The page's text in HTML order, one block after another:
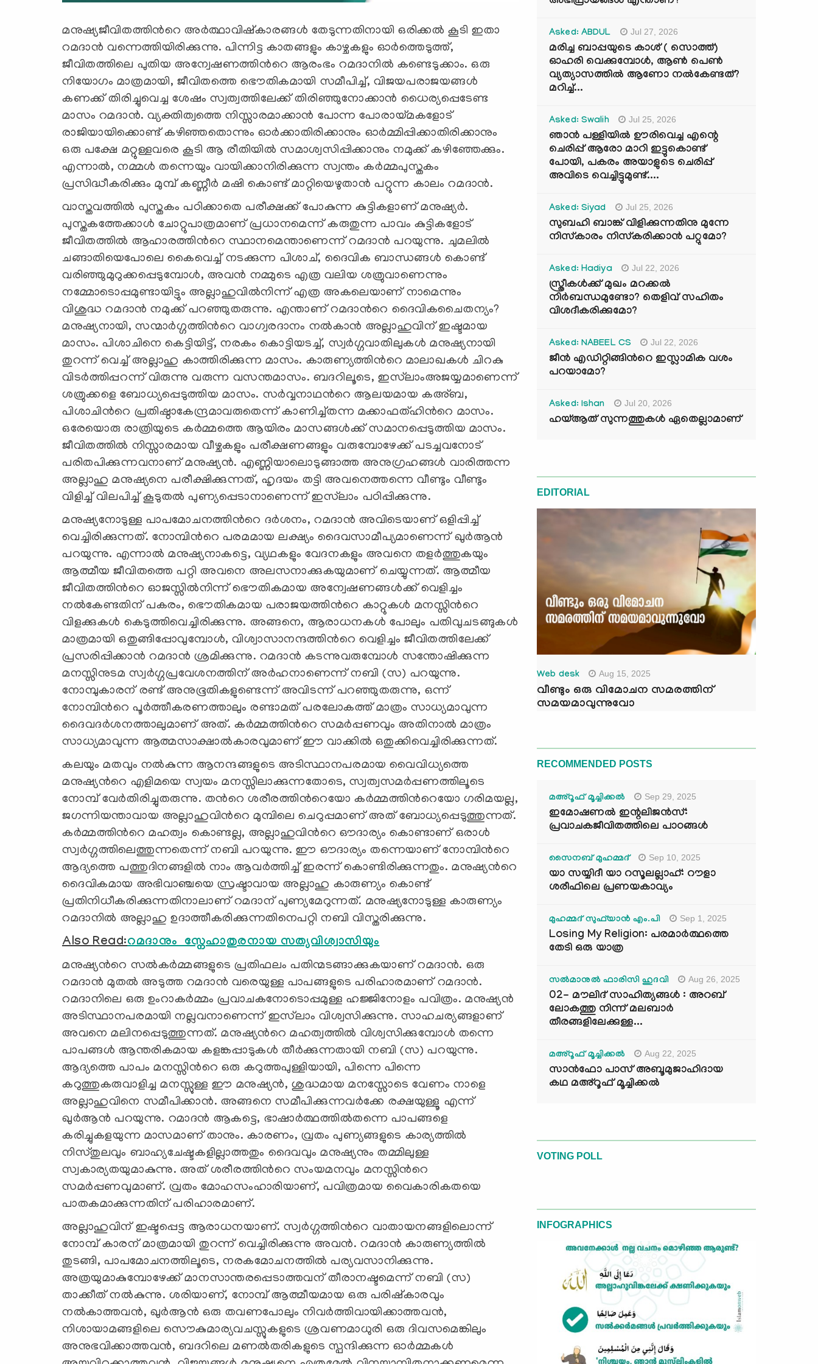
മനുഷ്യജീവിതത്തിന്‍റെ അര്‍ത്ഥാവിഷ്കാരങ്ങള്‍ തേടുന്നതിനായി ഒരിക്കല്‍ കൂടി ഇതാ
റമദാന്‍ വന്നെത്തിയിരിക്കുന്നു. പിന്നിട്ട കാതങ്ങളും കാഴ്ചകളും ഓര്‍ത്തെടുത്ത്,
ജീവിതത്തിലെ പുതിയ അന്വേഷണത്തിന്‍റെ ആരംഭം റമദാനില്‍ കണ്ടെടുക്കാം. ഒരു
നിയോഗം മാത്രമായി, ജീവിതത്തെ ഭൌതികമായി സമീപിച്ച്, വിജയപരാജയങ്ങള്‍
കണക്ക് തിരിച്ചുവെച്ച ശേഷം സ്വത്വത്തിലേക്ക് തിരിഞ്ഞുനോക്കാന്‍ ധൈര്യപ്പെടേണ്ട
മാസം റമദാന്‍. വ്യക്തിത്വത്തെ നിസ്സാരമാക്കാന്‍ പോന്ന പോരായ്മകളോട്
രാജിയായിക്കൊണ്ട് കഴിഞ്ഞതൊന്നും ഓര്‍ക്കാതിരിക്കാനും ഓര്‍മ്മിപ്പിക്കാതിരിക്കാനും
ഒരു പക്ഷേ മറ്റുള്ളവരെ കൂടി ആ രീതിയില്‍ സമാശ്വസിപ്പിക്കാനും നമുക്ക് കഴിഞ്ഞേക്കും.
എന്നാല്‍, നമ്മള്‍ തന്നെയും വായിക്കാനിരിക്കുന്ന സ്വന്തം കര്‍മ്മപുസ്തകം
പ്രസിദ്ധീകരിക്കും മുമ്പ് കണ്ണീര്‍ മഷി കൊണ്ട് മാറ്റിയെഴുതാന്‍ പറ്റുന്ന കാലം റമദാന്‍.
വാസ്തവത്തില്‍ പുസ്തകം പഠിക്കാതെ പരീക്ഷക്ക് പോകുന്ന കുട്ടികളാണ് മനുഷ്യര്‍.
പുസ്തകത്തേക്കാള്‍ ചോറ്റുപാത്രമാണ് പ്രധാനമെന്ന് കരുതുന്ന പാവം കുട്ടികളോട്
ജീവിതത്തില്‍ ആഹാരത്തിന്‍റെ സ്ഥാനമെന്താണെന്ന് റമദാന്‍ പറയുന്നു. ചുമലില്‍
ചങ്ങാതിയെപോലെ കൈവെച്ച് നടക്കുന്ന പിശാച്, ദൈവിക ബാന്ധങ്ങള്‍ കൊണ്ട്
വരിഞ്ഞുമുറുക്കപ്പെടുമ്പോള്‍, അവന്‍ നമ്മുടെ എത്ര വലിയ ശത്രുവാണെന്നും
നമ്മോടൊപ്പമുണ്ടായിട്ടും അല്ലാഹുവില്‍നിന്ന് എത്ര അകലെയാണ് നാമെന്നും
വിശുദ്ധ റമദാന്‍ നമുക്ക് പറഞ്ഞുതരുന്നു. എന്താണ് റമദാന്‍റെ ദൈവികചൈതന്യം?
മനുഷ്യനായി, സന്മാര്‍ഗ്ഗത്തിന്‍റെ വാഗ്വരദാനം നല്‍കാന്‍ അല്ലാഹുവിന് ഇഷ്ടമായ
മാസം. പിശാചിനെ കെട്ടിയിട്ട്, നരകം കൊട്ടിയടച്ച്, സ്വര്‍ഗ്ഗവാതിലുകള്‍ മനുഷ്യനായി
തുറന്ന് വെച്ച് അല്ലാഹു കാത്തിരിക്കുന്ന മാസം. കാരുണ്യത്തിന്‍റെ മാലാഖകള്‍ ചിറകു
വിടര്‍ത്തിപ്പറന്ന് വിരുന്നു വരുന്ന വസന്തമാസം. ബദറിലൂടെ, ഇസ്‌ലാംഅജയ്യമാണെന്ന്
ശത്രുക്കളെ ബോധ്യപ്പെടുത്തിയ മാസം. സര്‍വ്വനാഥന്‍റെ ആലയമായ കഅ്ബ,
പിശാചിന്‍റെ പ്രതിഷ്ഠാകേന്ദ്രമാവരുതെന്ന് കാണിച്ച്തന്ന മക്കാഫത്ഹിന്‍റെ മാസം.
ഒരേയൊരു രാത്രിയുടെ കര്‍മ്മത്തെ ആയിരം മാസങ്ങള്‍ക്ക് സമാനപ്പെടുത്തിയ മാസം.
ജീവിതത്തില്‍ നിസ്സാരമായ വീഴ്ചകളും പരീക്ഷണങ്ങളും വരുമ്പോഴേക്ക് പടച്ചവനോട്
പരിതപിക്കുന്നവനാണ് മനുഷ്യന്‍. എണ്ണിയാലൊടുങ്ങാത്ത അനുഗ്രഹങ്ങള്‍ വാരിത്തന്ന
അല്ലാഹു മനുഷ്യനെ പരീക്ഷിക്കുന്നത്, ഹൃദയം തട്ടി അവനെത്തന്നെ വീണ്ടും വീണ്ടും
വിളിച്ച് വിലപിച്ച് കൂടുതല്‍ പുണ്യപ്പെടാനാണെന്ന് ഇസ്‌ലാം പഠിപ്പിക്കുന്നു.
മനുഷ്യനോടുള്ള പാപമോചനത്തിന്‍റെ ദര്‍ശനം, റമദാന്‍ അവിടെയാണ് ഒളിപ്പിച്ച്
വെച്ചിരിക്കുന്നത്. നോമ്പിന്‍റെ പരമമായ ലക്ഷ്യം ദൈവസാമീപ്യമാണെന്ന് ഖുര്‍ആന്‍
പറയുന്നു. എന്നാല്‍ മനുഷ്യനാകട്ടെ, വ്യഥകളും വേദനകളും അവനെ തളര്‍ത്തുകയും
ആത്മീയ ജീവിതത്തെ പറ്റി അവനെ അലസനാക്കുകയുമാണ് ചെയ്യുന്നത്. ആത്മീയ
ജീവിതത്തിന്‍റെ ഓജസ്സില്‍നിന്ന് ഭൌതികമായ അന്വേഷണങ്ങള്‍ക്ക് വെളിച്ചം
നല്‍കേണ്ടതിന് പകരം, ഭൌതികമായ പരാജയത്തിന്‍റെ കാറ്റുകള്‍ മനസ്സിന്‍റെ
വിളക്കുകള്‍ കെടുത്തിവെച്ചിരിക്കുന്നു. അങ്ങനെ, ആരാധനകള്‍ പോലും പതിവുചടങ്ങുകള്‍
മാത്രമായി ഒതുങ്ങിപ്പോവുമ്പോള്‍, വിശ്വാസാനന്ദത്തിന്‍റെ വെളിച്ചം ജീവിതത്തിലേക്ക്
പ്രസരിപ്പിക്കാന്‍ റമദാന്‍ ശ്രമിക്കുന്നു. റമദാന്‍ കടന്നുവരുമ്പോള്‍ സന്തോഷിക്കുന്ന
മനസ്സിനുടമ സ്വര്‍ഗ്ഗപ്രവേശനത്തിന് അര്‍ഹനാണെന്ന് നബി (സ) പറയുന്നു.
നോമ്പുകാരന് രണ്ട് അനുഭൂതികളുണ്ടെന്ന് അവിടന്ന് പറഞ്ഞുതരുന്നു, ഒന്ന്
നോമ്പിന്‍റെ പൂര്‍ത്തീകരണത്താലും രണ്ടാമത് പരലോകത്ത് മാത്രം സാധ്യമാവുന്ന
ദൈവദര്‍ശനത്താലുമാണ് അത്. കര്‍മ്മത്തിന്‍റെ സമര്‍പ്പണവും അതിനാല്‍ മാത്രം
സാധ്യമാവുന്ന ആത്മസാക്ഷാല്‍കാരവുമാണ് ഈ വാക്കില്‍ ഒതുക്കിവെച്ചിരിക്കുന്നത്.
കലയും മതവും നല്‍കുന്ന ആനന്ദങ്ങളുടെ അടിസ്ഥാനപരമായ വൈവിധ്യത്തെ
മനുഷ്യന്‍റെ എളിമയെ സ്വയം മനസ്സിലാക്കുന്നതോടെ, സ്വത്വസമര്‍പ്പണത്തിലൂടെ
നോമ്പ് വേര്‍തിരിച്ചുതരുന്നു. തന്‍റെ ശരീരത്തിന്‍റെയോ കര്‍മ്മത്തിന്‍റെയോ ഗരിമയല്ല,
ജഗന്നിയന്താവായ അല്ലാഹുവിന്‍റെ മുമ്പിലെ ചെറുപ്പമാണ് അത് ബോധ്യപ്പെടുത്തുന്നത്.
കര്‍മ്മത്തിന്‍റെ മഹത്വം കൊണ്ടല്ല, അല്ലാഹുവിന്‍റെ ഔദാര്യം കൊണ്ടാണ് ഒരാള്‍
സ്വര്‍ഗ്ഗത്തിലെത്തുന്നതെന്ന് നബി പറയുന്നു. ഈ ഔദാര്യം തന്നെയാണ് നോമ്പിന്‍റെ
ആദ്യത്തെ പത്തുദിനങ്ങളില്‍ നാം ആവര്‍ത്തിച്ച് ഇരന്ന് കൊണ്ടിരിക്കുന്നതും. മനുഷ്യന്‍റെ
ദൈവികമായ അഭിവാഞ്ചയെ സ്രഷ്ടാവായ അല്ലാഹു കാരുണ്യം കൊണ്ട്
പ്രതിനിധീകരിക്കുന്നതിനാലാണ് റമദാന് പുണ്യമേറുന്നത്. മനുഷ്യനോടുള്ള കാരുണ്യം
റമദാനില്‍ അല്ലാഹു ഉദാത്തീകരിക്കുന്നതിനെപറ്റി നബി വിസ്തരിക്കുന്നു.
Also Read:റമദാനും സ്നേഹാതുരനായ സത്യവിശ്വാസിയും
മനുഷ്യന്‍റെ സല്‍കര്‍മ്മങ്ങളുടെ പ്രതിഫലം പതിന്മടങ്ങാക്കുകയാണ് റമദാന്‍. ഒരു
റമദാന്‍ മുതല്‍ അടുത്ത റമദാന്‍ വരെയുള്ള പാപങ്ങളുടെ പരിഹാരമാണ് റമദാന്‍.
റമദാനിലെ ഒരു ഉംറാകര്‍മ്മം പ്രവാചകനോടൊപ്പമുള്ള ഹജ്ജിനോളം പവിത്രം. മനുഷ്യന്‍
അടിസ്ഥാനപരമായി നല്ലവനാണെന്ന് ഇസ്‌ലാം വിശ്വസിക്കുന്നു. സാഹചര്യങ്ങളാണ്
അവനെ മലിനപ്പെടുത്തുന്നത്. മനുഷ്യന്‍റെ മഹത്വത്തില്‍ വിശ്വസിക്കുമ്പോള്‍ തന്നെ
പാപങ്ങള്‍ ആന്തരികമായ കളങ്കപ്പാടുകള്‍ തീര്‍ക്കുന്നതായി നബി (സ) പറയുന്നു.
ആദ്യത്തെ പാപം മനസ്സിന്‍റെ ഒരു കറുത്തപുള്ളിയായി, പിന്നെ പിന്നെ
കറുത്തുകരുവാളിച്ച മനസ്സുള്ള ഈ മനുഷ്യന്‍, ശുദ്ധമായ മനസ്സോടെ വേണം നാളെ
അല്ലാഹുവിനെ സമീപിക്കാന്‍. അങ്ങനെ സമീപിക്കുന്നവര്‍ക്കേ രക്ഷയുള്ളൂ എന്ന്
ഖുര്‍ആന്‍ പറയുന്നു. റമാദന്‍ ആകട്ടെ, ഭാഷാര്‍ത്ഥത്തില്‍തന്നെ പാപങ്ങളെ
കരിച്ചുകളയുന്ന മാസമാണ് താനും. കാരണം, വ്രതം പുണ്യങ്ങളുടെ കാര്യത്തില്‍
നിസ്തുലവും ബാഹ്യചേഷ്ടകളില്ലാത്തതും ദൈവവും മനുഷ്യനും തമ്മിലുള്ള
സ്വകാര്യതയുമാകുന്നു. അത് ശരീരത്തിന്‍റെ സംയമനവും മനസ്സിന്‍റെ
സമര്‍പ്പണവുമാണ്. വ്രതം മോഹസംഹാരിയാണ്, പവിത്രമായ വൈകാരികതയെ
പാതകമാക്കുന്നതിന് പരിഹാരമാണ്.
അല്ലാഹുവിന് ഇഷ്ടപ്പെട്ട ആരാധനയാണ്. സ്വര്‍ഗ്ഗത്തിന്‍റെ വാതായനങ്ങളിലൊന്ന്
നോമ്പ് കാരന് മാത്രമായി തുറന്ന് വെച്ചിരിക്കുന്നു അവന്‍. റമദാന്‍ കാരുണ്യത്തില്‍
തുടങ്ങി, പാപമോചനത്തിലൂടെ, നരകമോചനത്തില്‍ പര്യവസാനിക്കുന്നു.
അത്രയുമാകുമ്പോഴേക്ക് മാനസാന്തരപ്പെടാത്തവന് തീരാനഷ്ടമെന്ന് നബി (സ)
താക്കീത് നല്‍കുന്നു. ശരിയാണ്, നോമ്പ് ആത്മീയമായ ഒരു പരിഷ്കാരവും
നല്‍കാത്തവന്‍, ഖുര്‍ആന്‍ ഒരു തവണപോലും നിവര്‍ത്തിവായിക്കാത്തവന്‍,
നിശായാമങ്ങളിലെ സൌകുമാര്യവചസ്സുകളുടെ ശ്രവണമാധുരി ഒരു ദിവസമെങ്കിലും
അനുഭവിക്കാത്തവന്‍, ബദറിലെ മണല്‍തരികളുടെ സ്പന്ദിക്കുന്ന ഓര്‍മ്മകള്‍
Asked: ABDUL Jul 27, 2026
മരിച്ച ബാപ്പയുടെ കാശ് ( സൊത്ത്)
ഓഹരി വെക്കുമ്പോൾ, ആണ്‍ പെണ്‍
വ്യത്യാസത്തില്‍ ആണോ നല്‍കേണ്ടത്?
മറിച്ച്...
Asked: Swalih Jul 25, 2026
ഞാൻ പള്ളിയിൽ ഊരിവെച്ച എന്റെ
ചെരിപ്പ് ആരോ മാറി ഇട്ടുകൊണ്ട്
പോയി, പകരം അയാളുടെ ചെരിപ്പ്
അവിടെ വെച്ചിട്ടുമുണ്ട്....
Asked: Siyad Jul 25, 2026
സുബഹി ബാങ്ക് വിളിക്കുന്നതിനു മുന്നേ
നിസ്കാരം നിസ്കരിക്കാൻ പറ്റുമോ?
Asked: Hadiya Jul 22, 2026
സ്ത്രീകൾക്ക് മുഖം മറക്കൽ
നിർബന്ധമുണ്ടോ? തെളിവ് സഹിതം
വിശദീകരിക്കുമോ?
Asked: NABEEL CS Jul 22, 2026
ജീൻ എഡിറ്റിങ്ങിന്‍റെ ഇസ്ലാമിക വശം
പറയാമോ?
Asked: Ishan Jul 20, 2026
ഹയ്ആത് സുന്നത്തുകൾ ഏതെല്ലാമാണ്
EDITORIAL
Web desk Aug 15, 2025
വീണ്ടും ഒരു വിമോചന സമരത്തിന്
സമയമാവുന്നുവോ
RECOMMENDED POSTS
മഅ്റൂഫ് മൂച്ചിക്കല്‍ Sep 29, 2025
ഇമോഷണൽ ഇന്റലിജൻസ്:
പ്രവാചകജീവിതത്തിലെ പാഠങ്ങൾ
സൈനബ് മുഹമ്മദ് Sep 10, 2025
യാ സയ്യിദീ യാ റസൂലല്ലാഹ്: റൗളാ
ശരീഫിലെ പ്രണയകാവ്യം
മുഹമ്മദ് സുഫ്‌യാൻ എം.പി Sep 1, 2025
Losing My Religion: പരമാർത്ഥത്തെ
തേടി ഒരു യാത്ര
സൽമാനുൽ ഫാരിസി ഹുദവി Aug 26, 2025
02- മൗലിദ് സാഹിത്യങ്ങൾ : അറബ്
ലോകത്തു നിന്ന് മലബാർ
തീരങ്ങളിലേക്കുള്ള...
മഅ്റൂഫ് മൂച്ചിക്കല്‍ Aug 22, 2025
സാൻഫോ പാസ് അബൂമുജാഹിദായ
കഥ മഅ്റൂഫ് മൂച്ചിക്കല്‍
VOTING POLL
INFOGRAPHICS